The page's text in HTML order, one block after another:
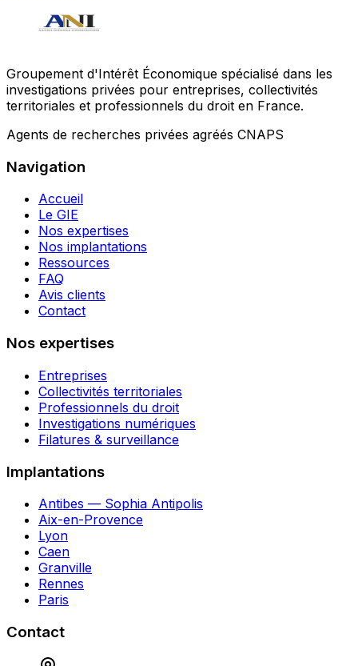
Groupement d'Intérêt Économique spécialisé dans les
investigations privées pour entreprises, collectivités
territoriales et professionnels du droit en France.
Agents de recherches privées agréés CNAPS
Navigation
Accueil
Le GIE
Nos expertises
Nos implantations
Ressources
FAQ
Avis clients
Contact
Nos expertises
Entreprises
Collectivités territoriales
Professionnels du droit
Investigations numériques
Filatures & surveillance
Implantations
Antibes — Sophia Antipolis
Aix-en-Provence
Lyon
Caen
Granville
Rennes
Paris
Contact